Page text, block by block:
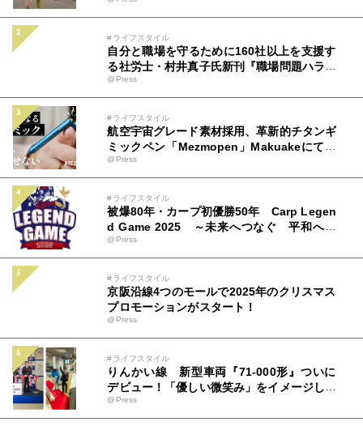
#ライフスタイル
自分と職場を守るために160社以上を支援す
る社労士・村井真子氏新刊『職場問題ハラス
メントのトリセツ』（アルク）9月22日発売
@Press
#ライフスタイル
航空宇宙グレード素材採用、革新的チタンギ
ミックペン「Mezmopen」Makuakeにて先
行発売開始
@Press
#ライフスタイル
被爆80年・カープ初優勝50年 Carp Legen
d Game 2025 ～未来へつなぐ 平和への
思い カープとともに～ 広島テレビ＆中国
新聞社 特別事業 チケット＆ユニフォーム
情報解禁！8月19日(火)から販売開始！
@Press
#ライフスタイル
京阪沿線4つのモールで2025年のクリスマス
プロモーションがスタート！
@Press
#ライフスタイル
りんかい線 新型車両『71-000形』ついに
デビュー！「優しい微笑み」をイメージした
新車両。安心・安全・快適性もアップグレー
ド。初運行を見届けるテープカット＆出発式
@Press